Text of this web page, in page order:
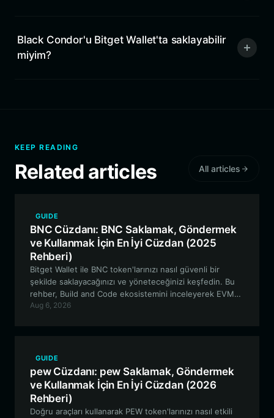
Black Condor'u Bitget Wallet'ta saklayabilir
miyim?
KEEP READING
Related articles All articles
GUIDE
BNC Cüzdanı: BNC Saklamak, Göndermek
ve Kullanmak İçin En İyi Cüzdan (2025
Rehberi)
Bitget Wallet ile BNC token'larınızı nasıl güvenli bir
şekilde saklayacağınızı ve yöneteceğinizi keşfedin. Bu
rehber, Build and Code ekosistemini inceleyerek EVM
tabanlı altyapı varlıkları için en iyi cüzdan özellikleri
Aug 6, 2026
GUIDE
pew Cüzdanı: pew Saklamak, Göndermek
ve Kullanmak İçin En İyi Cüzdan (2026
Rehberi)
Doğru araçları kullanarak PEW token'larınızı nasıl etkili